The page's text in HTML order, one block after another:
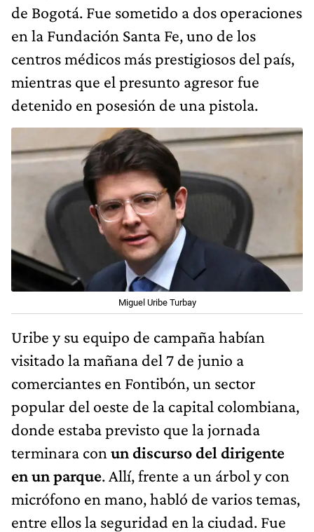
de Bogotá. Fue sometido a dos operaciones
en la Fundación Santa Fe, uno de los
centros médicos más prestigiosos del país,
mientras que el presunto agresor fue
detenido en posesión de una pistola.
Miguel Uribe Turbay
Uribe y su equipo de campaña habían
visitado la mañana del 7 de junio a
comerciantes en Fontibón, un sector
popular del oeste de la capital colombiana,
donde estaba previsto que la jornada
terminara con un discurso del dirigente
en un parque. Allí, frente a un árbol y con
micrófono en mano, habló de varios temas,
entre ellos la seguridad en la ciudad. Fue